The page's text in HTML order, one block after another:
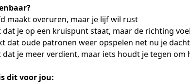
maakt overuren, maar je lijf wil rust
dat je op een kruispunt staat, maar de richting
dat oude patronen weer opspelen net nu je
dat je meer verdient, maar iets houdt je tegen om
dit voor jou: